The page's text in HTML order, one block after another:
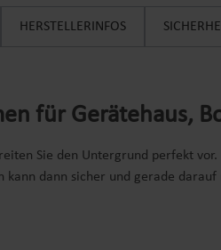
HERSTELLERINFOS
für Gerätehaus,
Sie den Untergrund perfekt
dann sicher und gerade